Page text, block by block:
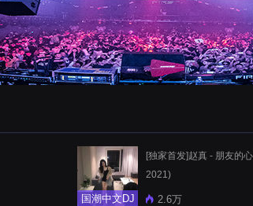
国潮中文DJ
[独家首发]赵真 - 朋友的
2021)
2.6万